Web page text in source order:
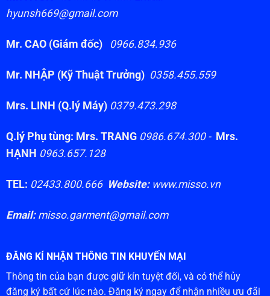
hyunsh669@gmail.com
Mr. CAO (Giám đốc) 0966.834.936
Mr. NHẬP (Kỹ Thuật Trưởng) 0358.455.559
Mrs. LINH (Q.lý Máy) 0379.473.298
Q.lý Phụ tùng: Mrs. TRANG 0986.674.300 - Mrs.
HẠNH 0963.657.128
TEL: 02433.800.666 Website:www.misso.vn
Email:misso.garment@gmail.com
ĐĂNG KÍ NHẬN THÔNG TIN KHUYẾN MẠI
Thông tin của bạn được giữ kín tuyệt đối, và có thể hủy
đăng ký bất cứ lúc nào. Đăng ký ngay để nhận nhiều ưu đãi